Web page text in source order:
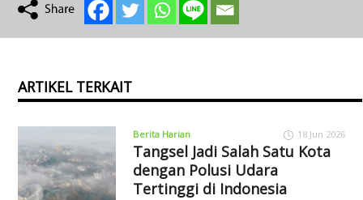
ARTIKEL TERKAIT
Berita Harian 18 Jun 2026
Tangsel Jadi Salah Satu Kota
dengan Polusi Udara
Tertinggi di Indonesia